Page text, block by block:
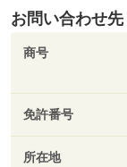
お問い合わせ先
商号
免許番号
所在地